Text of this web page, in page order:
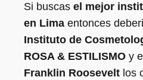
Si buscas el mejor
en Lima entonces
Instituto de
ROSA & ESTILISMO y el
Franklin Roosevelt los